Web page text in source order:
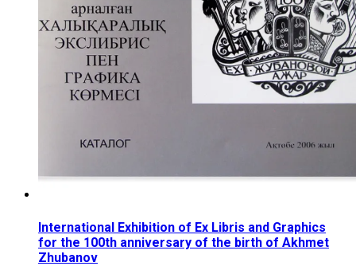
International Exhibition of Ex Libris and Graphics
for the 100th anniversary of the birth of Akhmet
Zhubanov